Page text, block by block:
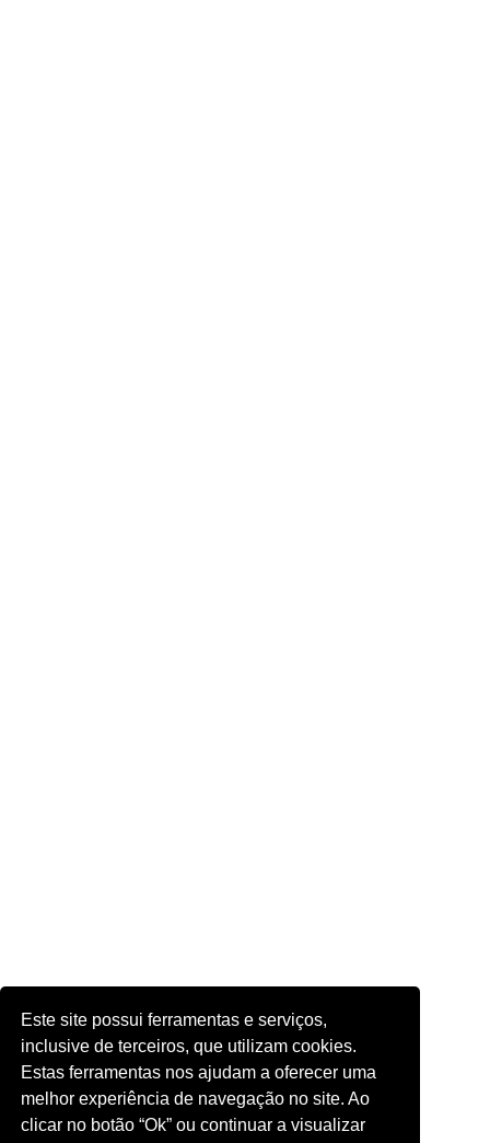
Este site possui ferramentas e serviços,
inclusive de terceiros, que utilizam cookies.
Estas ferramentas nos ajudam a oferecer uma
melhor experiência de navegação no site. Ao
clicar no botão “Ok” ou continuar a visualizar